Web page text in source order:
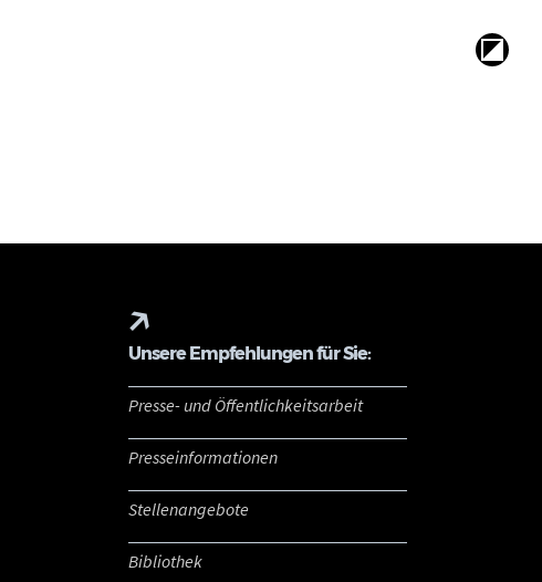
Unsere Empfehlungen für Sie:
Presse- und Öffentlichkeitsarbeit
Presseinformationen
Stellenangebote
Bibliothek